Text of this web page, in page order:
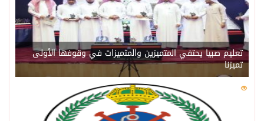
تعليم صبيا يحتفي المتميزين والمتميزات في وقوفها الأولى
تميزنا
221